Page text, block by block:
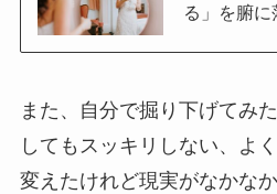
る」を腑に
また、自分で掘り下げてみ
してもスッキリしない、よ
変えたけれど現実がなかな